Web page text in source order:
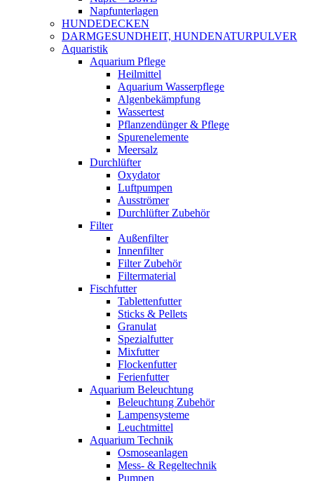
Napfunterlagen
HUNDEDECKEN
DARMGESUNDHEIT, HUNDENATURPULVER
Aquaristik
Aquarium Pflege
Heilmittel
Aquarium Wasserpflege
Algenbekämpfung
Wassertest
Pflanzendünger & Pflege
Spurenelemente
Meersalz
Durchlüfter
Oxydator
Luftpumpen
Ausströmer
Durchlüfter Zubehör
Filter
Außenfilter
Innenfilter
Filter Zubehör
Filtermaterial
Fischfutter
Tablettenfutter
Sticks & Pellets
Granulat
Spezialfutter
Mixfutter
Flockenfutter
Ferienfutter
Aquarium Beleuchtung
Beleuchtung Zubehör
Lampensysteme
Leuchtmittel
Aquarium Technik
Osmoseanlagen
Mess- & Regeltechnik
Pumpen